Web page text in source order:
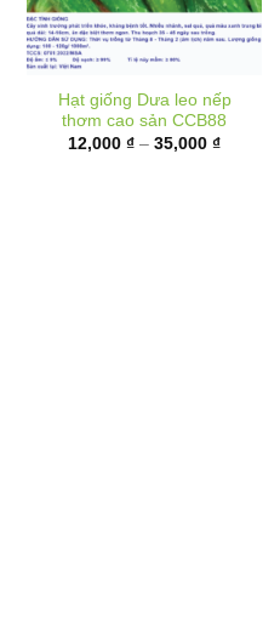
Hạt giống Dưa leo nếp
thơm cao sản CCB88
12,000 ₫ – 35,000 ₫Khoảng